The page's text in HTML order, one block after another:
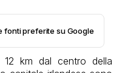
fonti preferite su Google
12 km dal centro della